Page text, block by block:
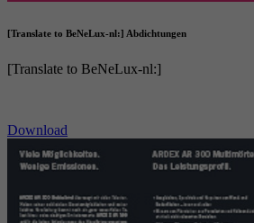
[Translate to BeNeLux-nl:] Abdichtungen
[Translate to BeNeLux-nl:]
Download